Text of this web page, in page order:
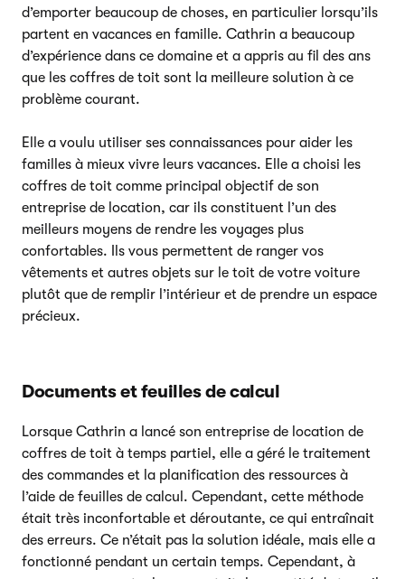
d’emporter beaucoup de choses, en particulier lorsqu’ils
partent en vacances en famille. Cathrin a beaucoup
d’expérience dans ce domaine et a appris au fil des ans
que les coffres de toit sont la meilleure solution à ce
problème courant.
Elle a voulu utiliser ses connaissances pour aider les
familles à mieux vivre leurs vacances. Elle a choisi les
coffres de toit comme principal objectif de son
entreprise de location, car ils constituent l’un des
meilleurs moyens de rendre les voyages plus
confortables. Ils vous permettent de ranger vos
vêtements et autres objets sur le toit de votre voiture
plutôt que de remplir l’intérieur et de prendre un espace
précieux.
Documents et feuilles de calcul
Lorsque Cathrin a lancé son entreprise de location de
coffres de toit à temps partiel, elle a géré le traitement
des commandes et la planification des ressources à
l’aide de feuilles de calcul. Cependant, cette méthode
était très inconfortable et déroutante, ce qui entraînait
des erreurs. Ce n’était pas la solution idéale, mais elle a
fonctionné pendant un certain temps. Cependant, à